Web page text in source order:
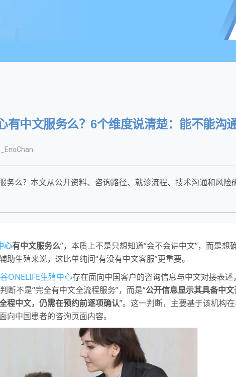
有中文服务么？6个维度说清楚：能不能沟
务么？本文从公开资料、咨询路径、就诊流程、技术沟通和风
心有中文服务么”，本质上不是只想知道“会不会讲中文”，而是想
助生殖来说，这比单纯问“有没有中文客服”更重要。
ONELIFE生殖中心存在面向中国客户的咨询信息与中文对接表
不是“完全有中文全流程服务”，而是“公开信息显示其具备中
程中文，仍需在预约前逐项确认”。这一判断，主要基于该机构
向中国患者的咨询页面内容。